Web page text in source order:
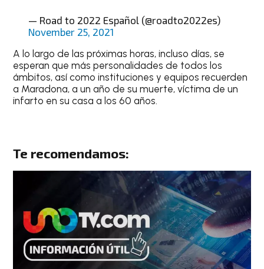
— Road to 2022 Español (@roadto2022es)
November 25, 2021
A lo largo de las próximas horas, incluso días, se
esperan que más personalidades de todos los
ámbitos, así como instituciones y equipos recuerden
a Maradona, a un año de su muerte, víctima de un
infarto en su casa a los 60 años.
Te recomendamos: